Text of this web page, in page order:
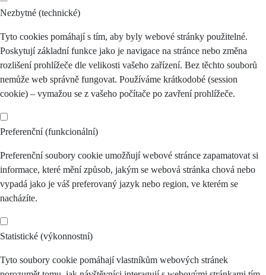
Nezbytné (technické)
Tyto cookies pomáhají s tím, aby byly webové stránky použitelné.
Poskytují základní funkce jako je navigace na stránce nebo změna
rozlišení prohlížeče dle velikosti vašeho zařízení. Bez těchto souborů
nemůže web správně fungovat. Používáme krátkodobé (session
cookie) – vymažou se z vašeho počítače po zavření prohlížeče.
Preferenční (funkcionální)
Preferenční soubory cookie umožňují webové stránce zapamatovat si
informace, které mění způsob, jakým se webová stránka chová nebo
vypadá jako je váš preferovaný jazyk nebo region, ve kterém se
nacházíte.
Statistické (výkonnostní)
Tyto soubory cookie pomáhají vlastníkům webových stránek